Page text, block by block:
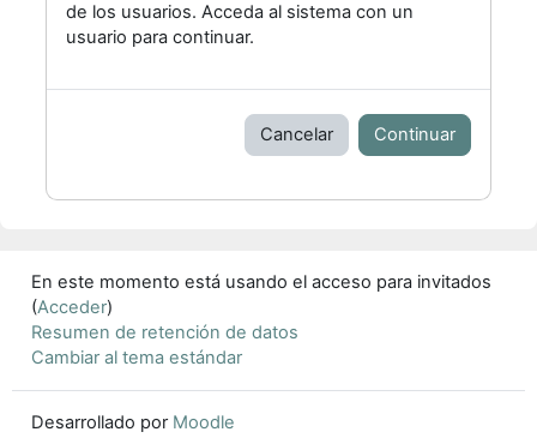
de los usuarios. Acceda al sistema con un
usuario para continuar.
Cancelar Continuar
En este momento está usando el acceso para invitados
(Acceder)
Resumen de retención de datos
Cambiar al tema estándar
Desarrollado por Moodle